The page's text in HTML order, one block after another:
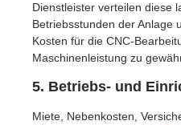
Dienstleister verteilen diese
Betriebsstunden der Anlage
Kosten für die CNC-
Maschinenleistung zu
5. Betriebs- und
Miete, Nebenkosten,